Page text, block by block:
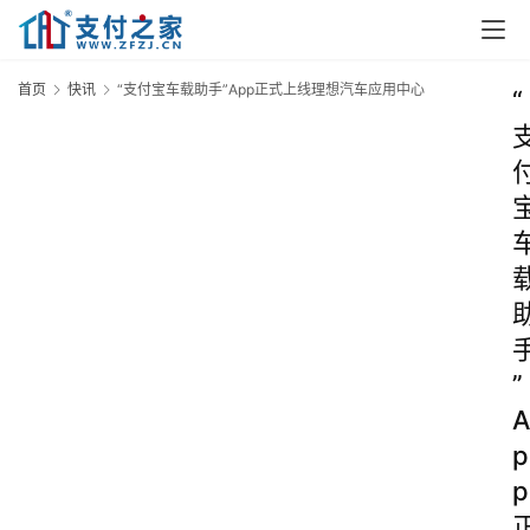
首页 快讯 “支付宝车载助手”App正式上线理想汽车应用中心
“
”
A
p
p